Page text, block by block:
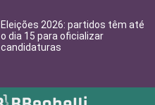
Eleições 2026: partidos têm até
o dia 15 para oficializar
candidaturas